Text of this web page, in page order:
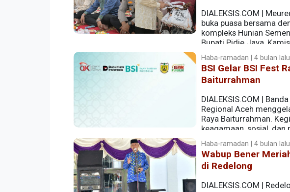
DIALEKSIS.COM |
buka puasa bersama
kompleks Hunian
Bupati Pidie Jaya,
Haba-ramadan | 4 bulan lalu
BSI Gelar BSI Fest
Baiturrahman
DIALEKSIS.COM |
Regional Aceh
Raya Baiturrahman.
keagamaan, sosial,
bulan suci Ramadhan.
Haba-ramadan | 4 bulan lalu
Wabup Bener
di Redelong
DIALEKSIS.COM |